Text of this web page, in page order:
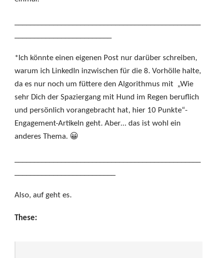
*Ich könnte einen eigenen Post nur darüber schreiben,
warum ich LinkedIn inzwischen für die 8. Vorhölle halte,
da es nur noch um füttere den Algorithmus mit „Wie
sehr Dich der Spaziergang mit Hund im Regen beruflich
und persönlich vorangebracht hat, hier 10 Punkte“-
Engagement-Artikeln geht. Aber… das ist wohl ein
anderes Thema. 😀
Also, auf geht es.
These: